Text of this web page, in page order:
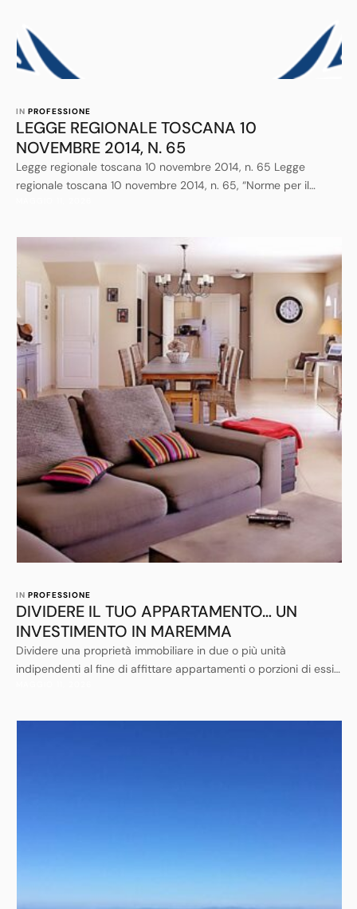
IN PROFESSIONE
LEGGE REGIONALE TOSCANA 10
NOVEMBRE 2014, N. 65
Legge regionale toscana 10 novembre 2014, n. 65 Legge
regionale toscana 10 novembre 2014, n. 65, “Norme per il
ed integrata.Si riporta il testo aggiornato alla data del 1 agosto
2018.
IN PROFESSIONE
DIVIDERE IL TUO APPARTAMENTO… UN
INVESTIMENTO IN MAREMMA
Dividere una proprietà immobiliare in due o più unità
indipendenti al fine di affittare appartamenti o porzioni di essi,
più vantaggiosa.